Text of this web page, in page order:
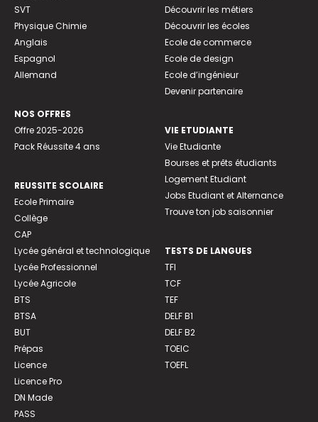
SVT
Physique Chimie
Anglais
Espagnol
Allemand
NOS OFFRES
Offre 2025-2026
Pack Réussite 4 ans
REUSSITE SCOLAIRE
Ecole Primaire
Collège
CAP
Lycée général et technologique
Lycée Professionnel
Lycée Agricole
BTS
BTSA
BUT
Prépas
Licence
Licence Pro
DN Made
PASS
Découvrir les métiers
Découvrir les écoles
Ecole de commerce
Ecole de design
Ecole d’ingénieur
Devenir partenaire
VIE ETUDIANTE
Vie Etudiante
Bourses et prêts étudiants
Logement Etudiant
Jobs Etudiant et Alternance
Trouve ton job saisonnier
TESTS DE LANGUES
TFI
TCF
TEF
DELF B1
DELF B2
TOEIC
TOEFL